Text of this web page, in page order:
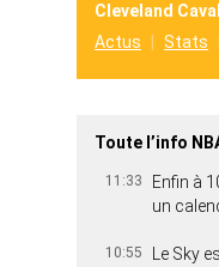
Cleveland
Actus
Stats
Toute l’info
11:33
Enfin à
un
10:55
Le Sky